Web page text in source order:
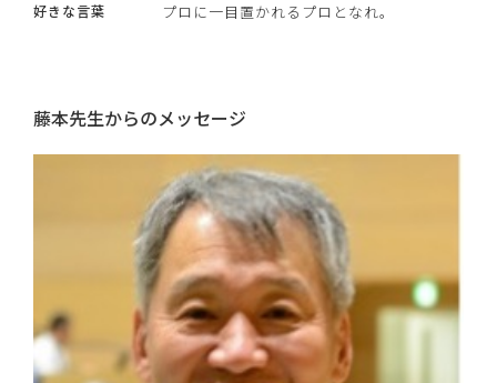
好きな言葉 プロに一目置かれるプロとなれ。
藤本先生からのメッセージ